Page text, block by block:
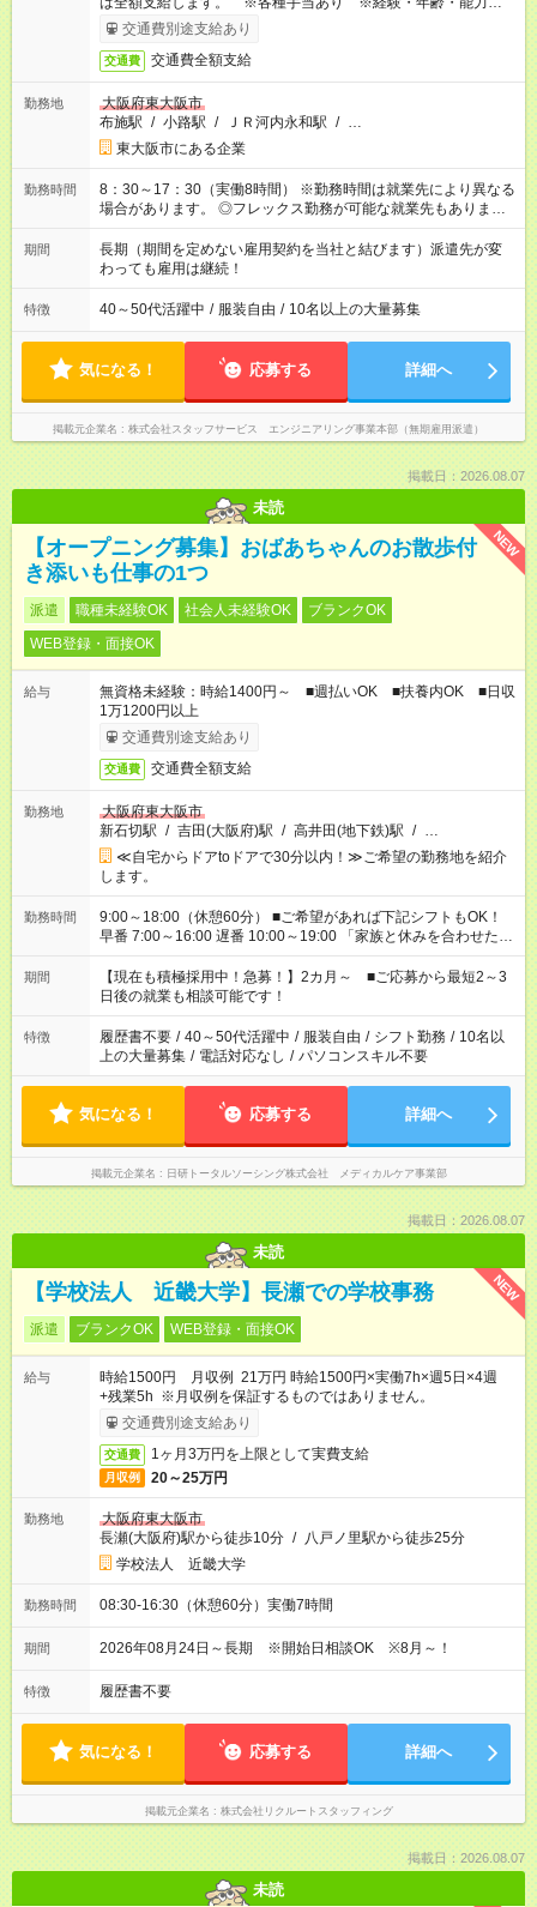
考慮して加給・優遇します。
交通費別途支給あり
交通費 交通費全額支給
勤務地
大阪府東大阪市
布施駅 / 小路駅 / ＪＲ河内永和駅 / …
東大阪市にある企業
勤務時間
8：30～17：30（実働8時間） ※勤務時間は就業先により異なる
場合があります。 ◎フレックス勤務が可能な就業先もありま
す。 ◎今よりもさらに働きやすい環境をつくるべく、 働き方
改革に全社をあげて取り組んでいます。
期間
長期（期間を定めない雇用契約を当社と結びます）派遣先が変
わっても雇用は継続！
特徴 40～50代活躍中 / 服装自由 / 10名以上の大量募集
気になる！ 応募する 詳細へ
掲載元企業名 株式会社スタッフサービス エンジニアリング事業本部（無期雇用派遣）
掲載日：2026.08.07
未読
NEW
【オープニング募集】おばあちゃんのお散歩付
き添いも仕事の1つ
派遣 職種未経験OK 社会人未経験OK
ブランクOK
WEB登録・面接OK
給与
無資格未経験：時給1400円～ ■週払いOK ■扶養内OK ■日収
1万1200円以上
交通費別途支給あり
交通費 交通費全額支給
勤務地
大阪府東大阪市
新石切駅 / 吉田(大阪府)駅 / 高井田(地下鉄)駅 / …
≪自宅からドアtoドアで30分以内！≫ご希望の勤務地を紹介
します。
勤務時間
9:00～18:00（休憩60分） ■ご希望があれば下記シフトもOK！
早番 7:00～16:00 遅番 10:00～19:00 「家族と休みを合わせた
い」 「余裕を持って夕飯の準備がしたい」 「できれば残業はし
たくない」 など、ご希望を教えてくださいね。 ※Wワーク希望
の方へ 今ご覧のお仕事で希望する勤務時間と、もう1つのお仕事
の勤務時間。 合計で週40時間を超える場合は応募できません。
期間
【現在も積極採用中！急募！】2カ月～ ■ご応募から最短2～3
日後の就業も相談可能です！
特徴 履歴書不要 / 40～50代活躍中 / 服装自由 / シフト勤務 / 10名以
上の大量募集 / 電話対応なし / パソコンスキル不要
気になる！ 応募する 詳細へ
掲載元企業名 日研トータルソーシング株式会社 メディカルケア事業部
掲載日：2026.08.07
未読
NEW
【学校法人 近畿大学】長瀬での学校事務
派遣 ブランクOK WEB登録・面接OK
給与
時給1500円 月収例 21万円 時給1500円×実働7h×週5日×4週
+残業5h ※月収例を保証するものではありません。
交通費別途支給あり
交通費 1ヶ月3万円を上限として実費支給
月収例 20～25万円
勤務地
大阪府東大阪市
長瀬(大阪府)駅から徒歩10分 / 八戸ノ里駅から徒歩25分
学校法人 近畿大学
勤務時間 08:30-16:30（休憩60分）実働7時間
期間 2026年08月24日～長期 ※開始日相談OK ※8月～！
特徴 履歴書不要
気になる！ 応募する 詳細へ
掲載元企業名 株式会社リクルートスタッフィング
掲載日：2026.08.07
未読